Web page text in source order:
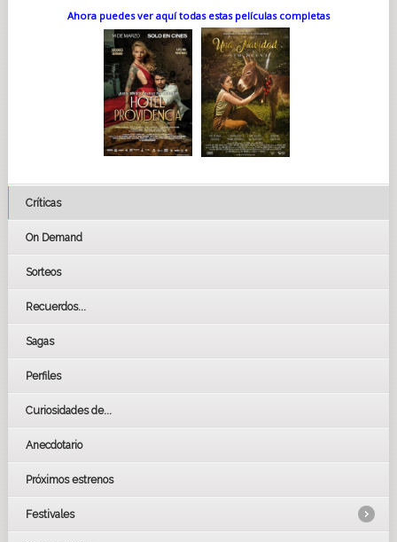
Ahora puedes ver aquí todas estas películas completas
Críticas
On Demand
Sorteos
Recuerdos...
Sagas
Perfiles
Curiosidades de...
Anecdotario
Próximos estrenos
Festivales